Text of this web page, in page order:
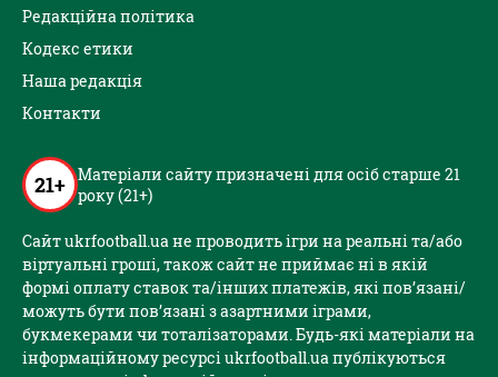
Редакційна політика
Кодекс етики
Наша редакція
Контакти
21+ Матеріали сайту призначені для осіб старше 21
року (21+)
Сайт ukrfootball.ua не проводить ігри на реальні та/або
віртуальні гроші, також сайт не приймає ні в якій
формі оплату ставок та/інших платежів, які пов’язані/
можуть бути пов’язані з азартними іграми,
букмекерами чи тоталізаторами. Будь-які матеріали на
інформаційному ресурсі ukrfootball.ua публікуються